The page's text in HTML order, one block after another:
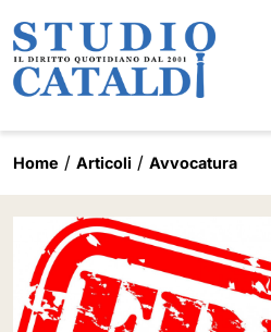
Home Articoli Avvocatura